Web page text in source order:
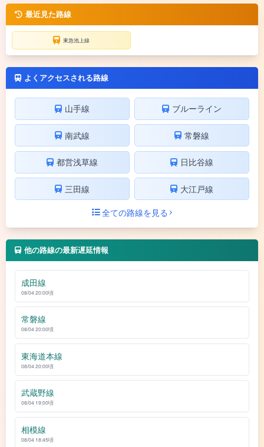
最近見た路線
東急池上線
よくアクセスされる路線
山手線 ブルーライン
南武線 常磐線
都営浅草線 日比谷線
三田線
大江戸線
全ての路線を見る
他の路線の最新遅延情報
成田線
08/04 20:00頃
常磐線
08/04 20:00頃
東海道本線
08/04 20:00頃
武蔵野線
08/04 19:00頃
相模線
08/04 18:45頃